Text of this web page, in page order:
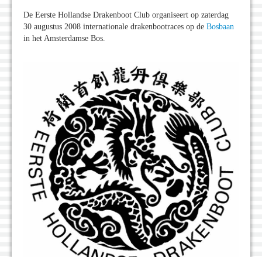
De Eerste Hollandse Drakenboot Club organiseert op zaterdag
30 augustus 2008 internationale drakenbootraces op de Bosbaan
in het Amsterdamse Bos.